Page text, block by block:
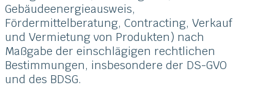
Gebäudeenergieausweis,
Fördermittelberatung, Contracting, Verkauf
und Vermietung von Produkten) nach
Maßgabe der einschlägigen rechtlichen
Bestimmungen, insbesondere der DS-GVO
und des BDSG.